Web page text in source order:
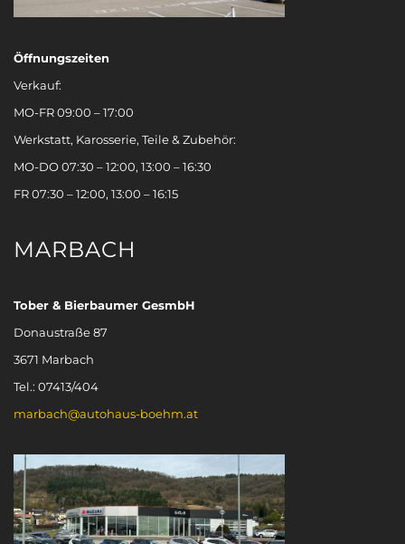
Öffnungszeiten
Verkauf:
MO-FR 09:00 – 17:00
Werkstatt, Karosserie, Teile & Zubehör:
MO-DO 07:30 – 12:00, 13:00 – 16:30
FR 07:30 – 12:00, 13:00 – 16:15
MARBACH
Tober & Bierbaumer GesmbH
Donaustraße 87
3671 Marbach
Tel.: 07413/404
marbach@autohaus-boehm.at